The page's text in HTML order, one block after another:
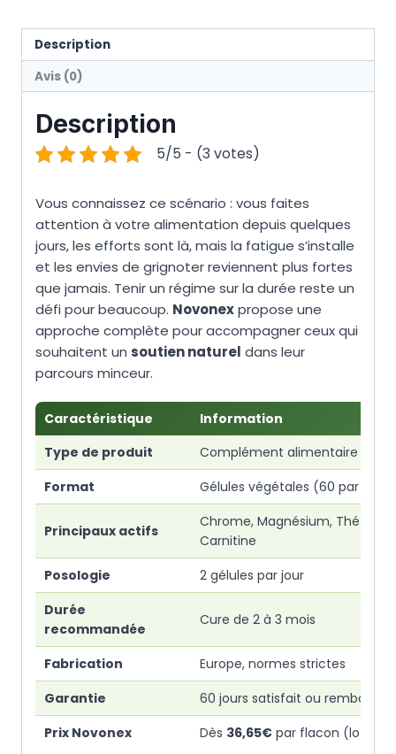
Description
Avis (0)
Description
5/5 - (3 votes)
Vous connaissez ce scénario : vous faites
attention à votre alimentation depuis quelques
jours, les efforts sont là, mais la fatigue s’installe
et les envies de grignoter reviennent plus fortes
que jamais. Tenir un régime sur la durée reste un
défi pour beaucoup. Novonexpropose une
approche complète pour accompagner ceux qui
souhaitent un soutien naturel dans leur
parcours minceur.
Caractéristique
Information
Type de produit
Complément alimentaire
Format
Gélules végétales (60 par
Principaux actifs
Chrome, Magnésium, Thé vert,
Carnitine
Posologie
2 gélules par jour
Durée
recommandée
Cure de 2 à 3 mois
Fabrication
Europe, normes strictes
Garantie
60 jours satisfait ou remboursé
Prix Novonex
Dès 36,65€ par flacon (lot de